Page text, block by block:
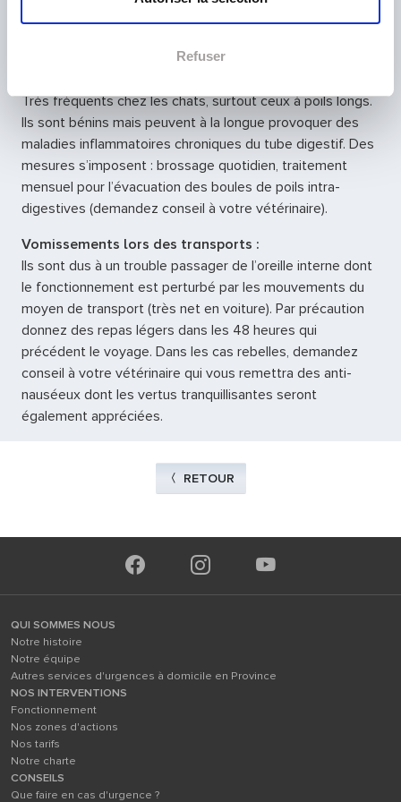
Refuser
Suspicion de météorisation torsion de l’estomac. Le chien
Très fréquents chez les chats, surtout ceux à poils longs.
Ils sont bénins mais peuvent à la longue provoquer des
maladies inflammatoires chroniques du tube digestif. Des
mesures s’imposent : brossage quotidien, traitement
mensuel pour l’évacuation des boules de poils intra-
digestives (demandez conseil à votre vétérinaire).
Vomissements lors des transports :
Ils sont dus à un trouble passager de l’oreille interne dont
le fonctionnement est perturbé par les mouvements du
moyen de transport (très net en voiture). Par précaution
donnez des repas légers dans les 48 heures qui
précédent le voyage. Dans les cas rebelles, demandez
conseil à votre vétérinaire qui vous remettra des anti-
nauséeux dont les vertus tranquillisantes seront
également appréciées.
RETOUR
QUI SOMMES NOUS
Notre histoire
Notre équipe
Autres services d'urgences à domicile en Province
NOS INTERVENTIONS
Fonctionnement
Nos zones d'actions
Nos tarifs
Notre charte
CONSEILS
Que faire en cas d'urgence ?